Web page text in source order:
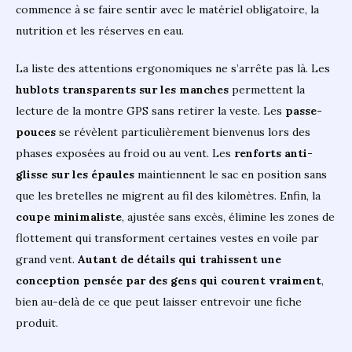
commence à se faire sentir avec le matériel obligatoire, la
nutrition et les réserves en eau.
La liste des attentions ergonomiques ne s’arrête pas là. Les
hublots transparents sur les manches permettent la
lecture de la montre GPS sans retirer la veste. Les passe-
pouces se révèlent particulièrement bienvenus lors des
phases exposées au froid ou au vent. Les renforts anti-
glisse sur les épaules maintiennent le sac en position sans
que les bretelles ne migrent au fil des kilomètres. Enfin, la
coupe minimaliste, ajustée sans excès, élimine les zones de
flottement qui transforment certaines vestes en voile par
grand vent. Autant de détails qui trahissent une
conception pensée par des gens qui courent vraiment,
bien au-delà de ce que peut laisser entrevoir une fiche
produit.